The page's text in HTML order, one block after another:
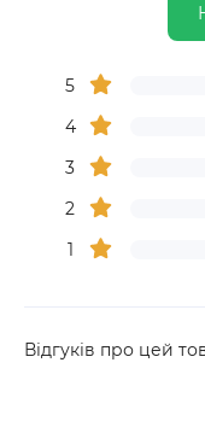
5
4
3
2
1
Відгуків про цей